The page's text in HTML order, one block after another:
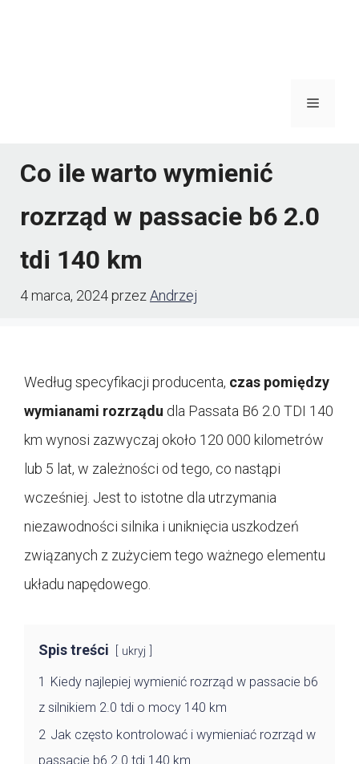
Menu
Co ile warto wymienić
rozrząd w passacie b6 2.0
tdi 140 km
4 marca, 2024przezAndrzej
Według specyfikacji producenta, czas pomiędzy
wymianami rozrządu dla Passata B6 2.0 TDI 140
km wynosi zazwyczaj około 120 000 kilometrów
lub 5 lat, w zależności od tego, co nastąpi
wcześniej. Jest to istotne dla utrzymania
niezawodności silnika i uniknięcia uszkodzeń
związanych z zużyciem tego ważnego elementu
układu napędowego.
Spis treści ukryj
1 Kiedy najlepiej wymienić rozrząd w passacie b6
z silnikiem 2.0 tdi o mocy 140 km
2 Jak często kontrolować i wymieniać rozrząd w
passacie b6 2.0 tdi 140 km